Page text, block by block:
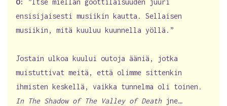
O:
”Itse miellän goottilaisuuden juuri
ensisijaisesti musiikin kautta. Sellaisen
musiikin, mitä kuuluu kuunnella yöllä.”
Jostain ulkoa kuului outoja ääniä, jotka
muistuttivat meitä, että olimme sittenkin
ihmisten keskellä, vaikka tunnelma oli toinen .
In The Shadow of The Valley of Deathjne…